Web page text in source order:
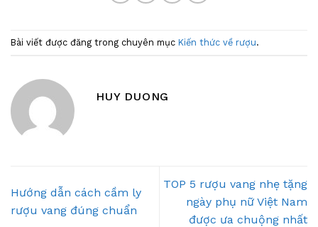
Bài viết được đăng trong chuyên mục Kiến thức về rượu.
HUY DUONG
Hướng dẫn cách cầm ly
rượu vang đúng chuẩn
TOP 5 rượu vang nhẹ tặng
ngày phụ nữ Việt Nam
được ưa chuộng nhất